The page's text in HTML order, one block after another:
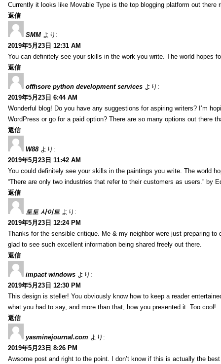
Currently it looks like Movable Type is the top blogging platform out
返信
SMM より:
2019年5月23日 12:31 AM
You can definitely see your skills in the work you write. The world hopes
返信
offhsore python development services より:
2019年5月23日 6:44 AM
Wonderful blog! Do you have any suggestions for aspiring writers? I’m
WordPress or go for a paid option? There are so many options out there
返信
W88 より:
2019年5月23日 11:42 AM
You could definitely see your skills in the paintings you write. The world
“There are only two industries that refer to their customers as users.” by
返信
토토 사이트 より:
2019年5月23日 12:24 PM
Thanks for the sensible critique. Me & my neighbor were just preparing
glad to see such excellent information being shared freely out there.
返信
impact windows より:
2019年5月23日 12:30 PM
This design is steller! You obviously know how to keep a reader
what you had to say, and more than that, how you presented it. Too cool!
返信
yasminejournal.com より:
2019年5月23日 8:26 PM
Awsome post and right to the point. I don’t know if this is actually the